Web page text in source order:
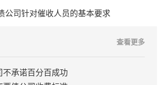
公司针对催收人员的基本要求
查看更多
不承诺百分百成功